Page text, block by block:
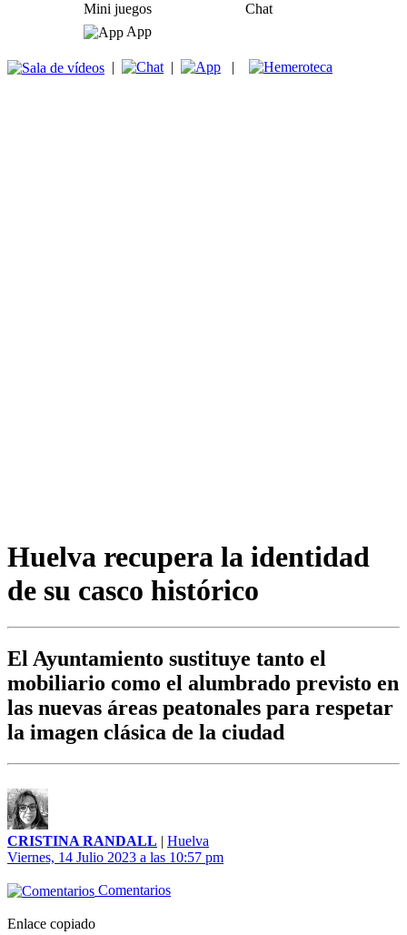
Mini juegos
Chat
App
| | |
Huelva recupera la identidad
de su casco histórico
El Ayuntamiento sustituye tanto el
mobiliario como el alumbrado previsto en
las nuevas áreas peatonales para respetar
la imagen clásica de la ciudad
CRISTINA RANDALL | Huelva
Viernes, 14 Julio 2023 a las 10:57 pm
Comentarios
Enlace copiado